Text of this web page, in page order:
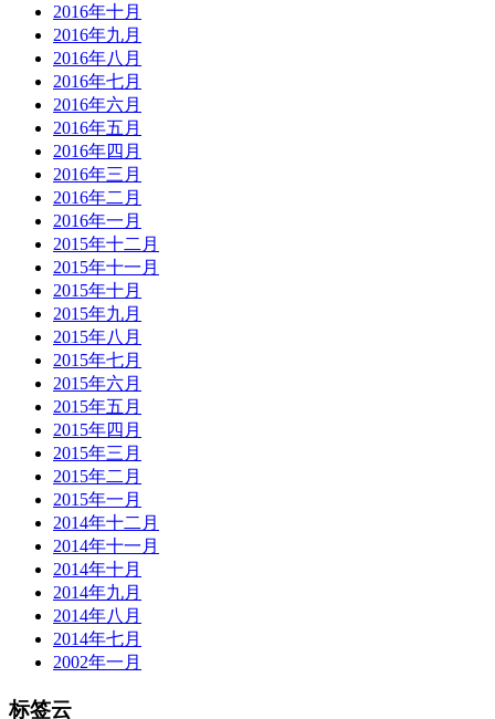
2016年十月
2016年九月
2016年八月
2016年七月
2016年六月
2016年五月
2016年四月
2016年三月
2016年二月
2016年一月
2015年十二月
2015年十一月
2015年十月
2015年九月
2015年八月
2015年七月
2015年六月
2015年五月
2015年四月
2015年三月
2015年二月
2015年一月
2014年十二月
2014年十一月
2014年十月
2014年九月
2014年八月
2014年七月
2002年一月
标签云